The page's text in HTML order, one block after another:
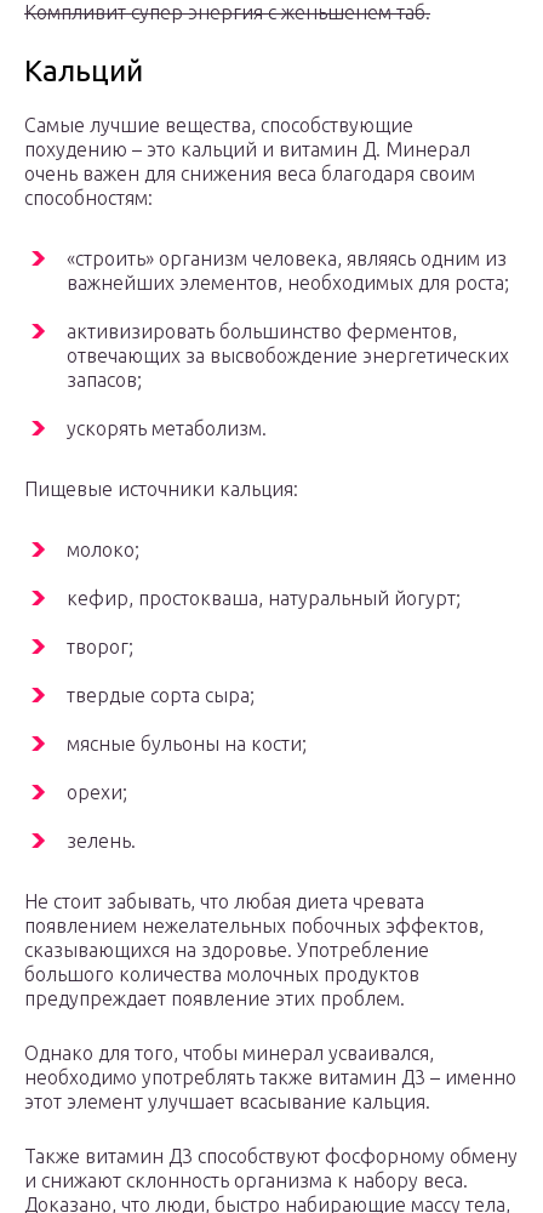
Компливит супер энергия с женьшенем таб.
Кальций
Самые лучшие вещества, способствующие
похудению – это кальций и витамин Д. Минерал
очень важен для снижения веса благодаря своим
способностям:
«строить» организм человека, являясь одним из
важнейших элементов, необходимых для роста;
активизировать большинство ферментов,
отвечающих за высвобождение энергетических
запасов;
ускорять метаболизм.
Пищевые источники кальция:
молоко;
кефир, простокваша, натуральный йогурт;
творог;
твердые сорта сыра;
мясные бульоны на кости;
орехи;
зелень.
Не стоит забывать, что любая диета чревата
появлением нежелательных побочных эффектов,
сказывающихся на здоровье. Употребление
большого количества молочных продуктов
предупреждает появление этих проблем.
Однако для того, чтобы минерал усваивался,
необходимо употреблять также витамин Д3 – именно
этот элемент улучшает всасывание кальция.
Также витамин Д3 способствуют фосфорному обмену
и снижают склонность организма к набору веса.
Доказано, что люди, быстро набирающие массу тела,